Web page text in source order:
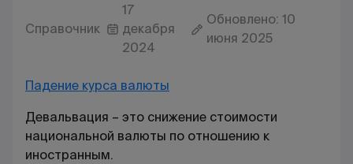
Справочник
17
декабря
2024
Обновлено: 10
июня 2025
Падение курса валюты
Девальвация – это снижение стоимости
национальной валюты по отношению к
иностранным.